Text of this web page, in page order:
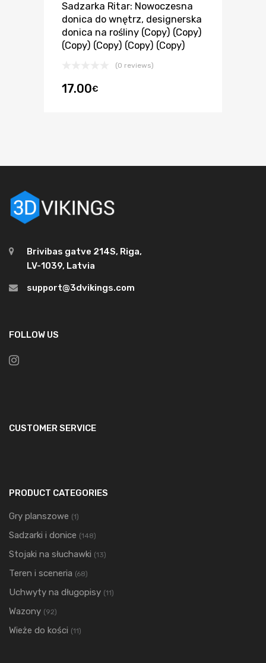
Sadzarka Ritar: Nowoczesna
donica do wnętrz, designerska
donica na rośliny (Copy) (Copy)
(Copy) (Copy) (Copy) (Copy)
(0 reviews)
17.00€
Brivibas gatve 214S, Riga,
LV-1039, Latvia
support@3dvikings.com
FOLLOW US
CUSTOMER SERVICE
PRODUCT CATEGORIES
Gry planszowe (1)
Sadzarki i donice (148)
Stojaki na słuchawki (13)
Teren i sceneria (68)
Uchwyty na długopisy (11)
Wazony (92)
Wieże do kości (11)